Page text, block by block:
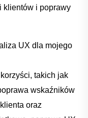
klientów i poprawy
UX dla‌ mojego
takich jak
wskaźników
⁢oraz